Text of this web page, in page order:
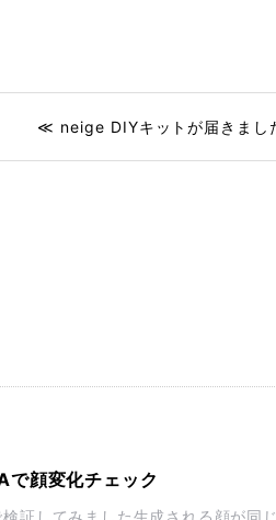
≪ neige DIYキットが届きまし
顔変化チェック